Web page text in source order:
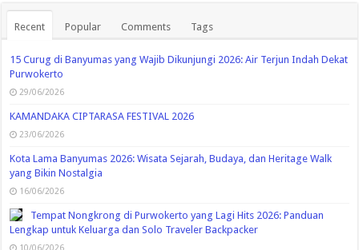
Recent Popular Comments Tags
15 Curug di Banyumas yang Wajib Dikunjungi 2026: Air Terjun Indah Dekat
Purwokerto
29/06/2026
KAMANDAKA CIPTARASA FESTIVAL 2026
23/06/2026
Kota Lama Banyumas 2026: Wisata Sejarah, Budaya, dan Heritage Walk
yang Bikin Nostalgia
16/06/2026
Tempat Nongkrong di Purwokerto yang Lagi Hits 2026: Panduan
Lengkap untuk Keluarga dan Solo Traveler Backpacker
10/06/2026